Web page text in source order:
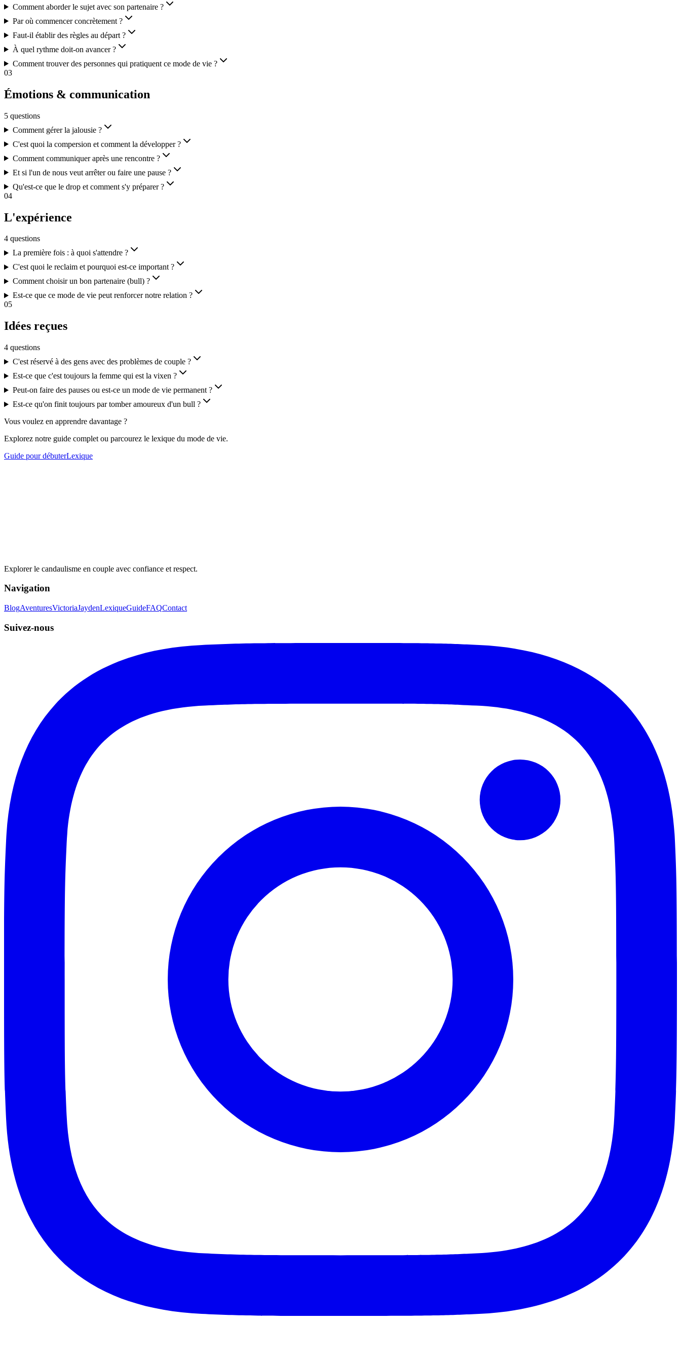
Comment aborder le sujet avec son partenaire ?
Par où commencer concrètement ?
Faut-il établir des règles au départ ?
À quel rythme doit-on avancer ?
Comment trouver des personnes qui pratiquent ce mode de vie ?
03
Émotions & communication
5 questions
Comment gérer la jalousie ?
C'est quoi la compersion et comment la développer ?
Comment communiquer après une rencontre ?
Et si l'un de nous veut arrêter ou faire une pause ?
Qu'est-ce que le drop et comment s'y préparer ?
04
L'expérience
4 questions
La première fois : à quoi s'attendre ?
C'est quoi le reclaim et pourquoi est-ce important ?
Comment choisir un bon partenaire (bull) ?
Est-ce que ce mode de vie peut renforcer notre relation ?
05
Idées reçues
4 questions
C'est réservé à des gens avec des problèmes de couple ?
Est-ce que c'est toujours la femme qui est la vixen ?
Peut-on faire des pauses ou est-ce un mode de vie permanent ?
Est-ce qu'on finit toujours par tomber amoureux d'un bull ?
Vous voulez en apprendre davantage ?
Explorez notre guide complet ou parcourez le lexique du mode de vie.
Guide pour débuterLexique
Explorer le candaulisme en couple avec confiance et respect.
Navigation
BlogAventuresVictoriaJaydenLexiqueGuideFAQContact
Suivez-nous